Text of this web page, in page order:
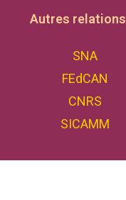
Autres relations
SNA
FEdCAN
CNRS
SICAMM